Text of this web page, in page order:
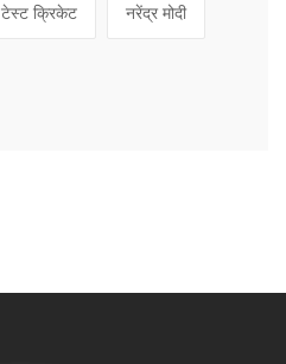
टेस्ट क्रिकेट नरेंद्र मोदी